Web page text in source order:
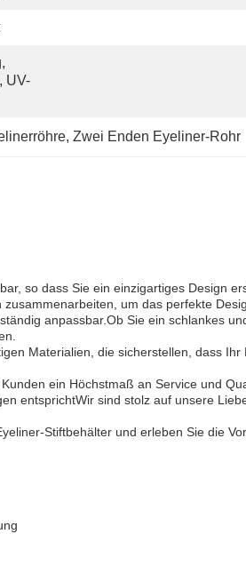
UV-
, Zwei Enden Eyeliner-Rohr
so dass Sie ein einzigartiges Design
um das perfekte
anpassbar.Ob Sie ein schlankes
Materialien, die sicherstellen, dass
ein Höchstmaß an Service und
entsprichtWir sind stolz auf unsere
Stiftbehälter und erleben Sie die